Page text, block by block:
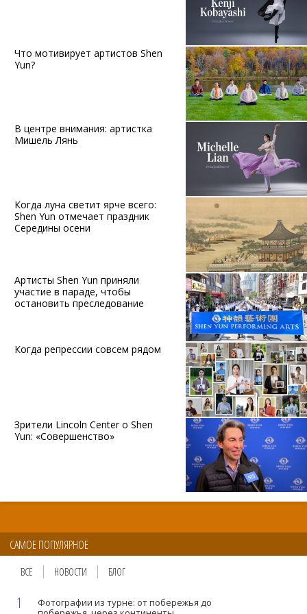
Что мотивирует артистов Shen
Yun?
В центре внимания: артистка
Мишель Лянь
Когда луна светит ярче всего:
Shen Yun отмечает праздник
Середины осени
Артисты Shen Yun приняли
участие в параде, чтобы
остановить преследование
Когда репрессии совсем рядом
Зрители Lincoln Center о Shen
Yun: «Совершенство»
САМОЕ ПОПУЛЯРНОЕ
ВСЁ НОВОСТИ БЛОГ
1
Фотографии из турне: от побережья до